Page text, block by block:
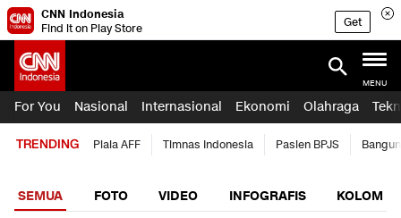
CNN Indonesia
Find it on Play Store
Get
MENU
For You Nasional Internasional Ekonomi Olahraga
TRENDING Piala AFF Timnas Indonesia Pasien BPJS
SEMUA FOTO VIDEO INFOGRAFIS KOLOM